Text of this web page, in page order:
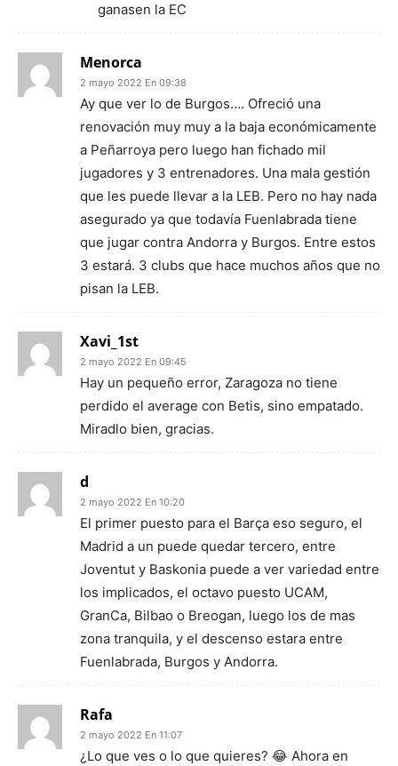
ganasen la EC
Menorca
2 mayo 2022 En 09:38
Ay que ver lo de Burgos…. Ofreció una
renovación muy muy a la baja económicamente
a Peñarroya pero luego han fichado mil
jugadores y 3 entrenadores. Una mala gestión
que les puede llevar a la LEB. Pero no hay nada
asegurado ya que todavía Fuenlabrada tiene
que jugar contra Andorra y Burgos. Entre estos
3 estará. 3 clubs que hace muchos años que no
pisan la LEB.
Xavi_1st
2 mayo 2022 En 09:45
Hay un pequeño error, Zaragoza no tiene
perdido el average con Betis, sino empatado.
Miradlo bien, gracias.
d
2 mayo 2022 En 10:20
El primer puesto para el Barça eso seguro, el
Madrid a un puede quedar tercero, entre
Joventut y Baskonia puede a ver variedad entre
los implicados, el octavo puesto UCAM,
GranCa, Bilbao o Breogan, luego los de mas
zona tranquila, y el descenso estara entre
Fuenlabrada, Burgos y Andorra.
Rafa
2 mayo 2022 En 11:07
¿Lo que ves o lo que quieres? 😂 Ahora en